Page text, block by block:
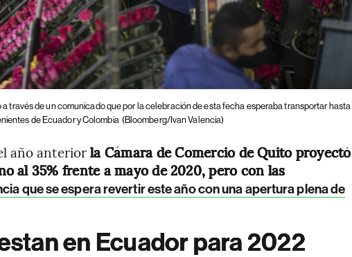
a través de un comunicado que por la celebración de esta fecha esperaba transportar hasta
de Ecuador y Colombia (Bloomberg/Ivan Valencia)
año anteriorla Cámara de Comercio de Quito proyectó
al 35% frente a mayo de 2020, pero con las
que se espera revertir este año con una apertura plena de
en Ecuador para 2022